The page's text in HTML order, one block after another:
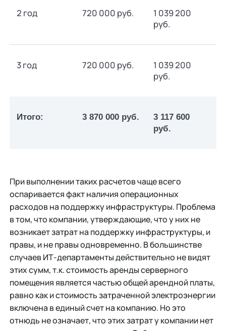
2 год 720 000 руб.
1 039 200
руб.
3 год 720 000 руб.
1 039 200
руб.
Итого: 3 870 000 руб.
3 117 600
руб.
При выполнении таких расчетов чаще всего
оспаривается факт наличия операционных
расходов на поддержку инфраструктуры. Проблема
в том, что компании, утверждающие, что у них не
возникает затрат на поддержку инфраструктуры, и
правы, и не правы одновременно. В большинстве
случаев ИТ-департаменты действительно не видят
этих сумм, т.к. стоимость аренды серверного
помещения является частью общей арендной платы,
равно как и стоимость затраченной электроэнергии
включена в единый счет на компанию. Но это
отнюдь не означает, что этих затрат у компании нет